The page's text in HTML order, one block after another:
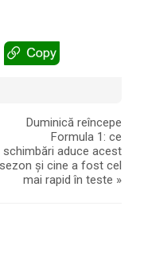
Duminică reîncepe
Formula 1: ce
schimbări aduce acest
sezon și cine a fost cel
mai rapid în teste »